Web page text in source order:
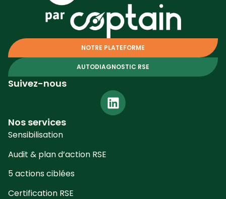
NOTRE PLATEFORME
AUTODIAGNOSTIC RSE
Suivez-nous
Nos services
Sensibilisation
Audit & plan d’action RSE
5 actions ciblées
Certification RSE